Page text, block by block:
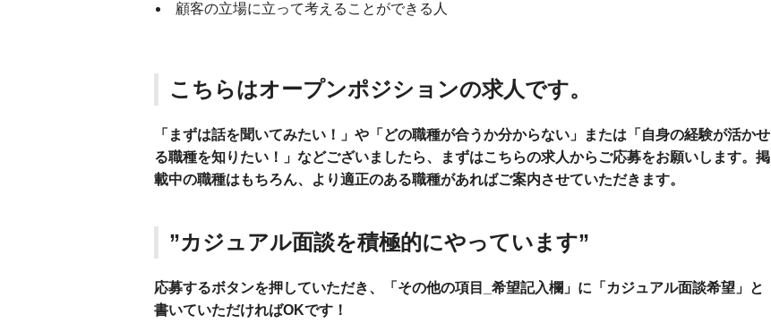
顧客の立場に立って考えることができる人
こちらはオープンポジションの求人です。
「まずは話を聞いてみたい！」や「どの職種が合うか分からない」または「自身の経験が活かせ
る職種を知りたい！」などございましたら、まずはこちらの求人からご応募をお願いします。掲
載中の職種はもちろん、より適正のある職種があればご案内させていただきます。
”カジュアル面談を積極的にやっています”
応募するボタンを押していただき、「その他の項目_希望記入欄」に「カジュアル面談希望」と
書いていただければOKです！